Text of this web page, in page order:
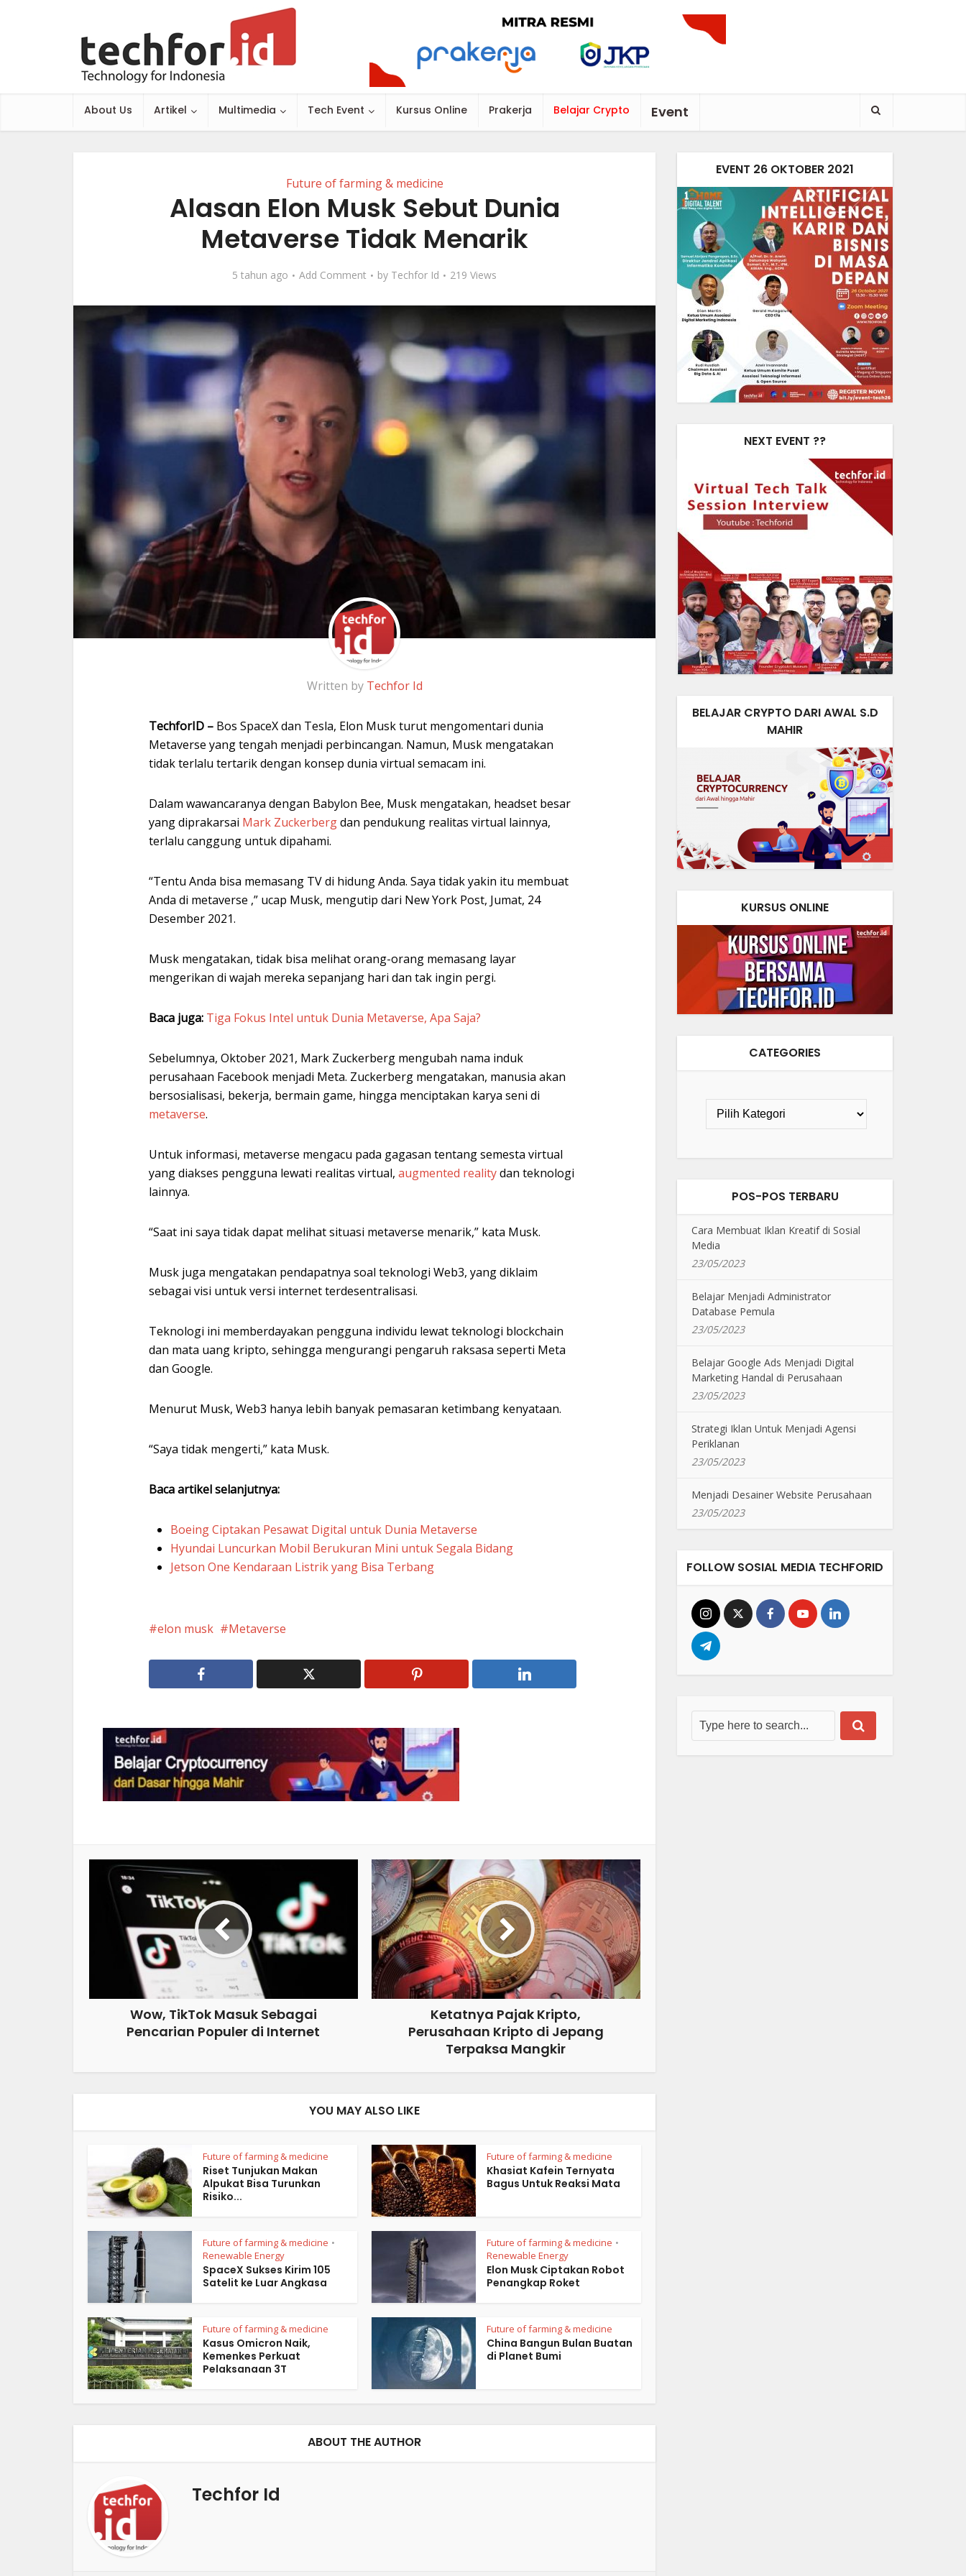
About Us Artikel Multimedia Tech Event Kursus Online Prakerja Belajar Crypto Event
Future of farming & medicine
Alasan Elon Musk Sebut Dunia
Metaverse Tidak Menarik
5 tahun ago Add Comment by Techfor Id 219 Views
Written by Techfor Id
TechforID – Bos SpaceX dan Tesla, Elon Musk turut mengomentari dunia
Metaverse yang tengah menjadi perbincangan. Namun, Musk mengatakan
tidak terlalu tertarik dengan konsep dunia virtual semacam ini.
Dalam wawancaranya dengan Babylon Bee, Musk mengatakan, headset besar
yang diprakarsai Mark Zuckerbergdan pendukung realitas virtual lainnya,
terlalu canggung untuk dipahami.
“Tentu Anda bisa memasang TV di hidung Anda. Saya tidak yakin itu membuat
Anda di metaverse ,” ucap Musk, mengutip dari New York Post, Jumat, 24
Desember 2021.
Musk mengatakan, tidak bisa melihat orang-orang memasang layar
mengerikan di wajah mereka sepanjang hari dan tak ingin pergi.
Baca juga: Tiga Fokus Intel untuk Dunia Metaverse, Apa Saja?
Sebelumnya, Oktober 2021, Mark Zuckerberg mengubah nama induk
perusahaan Facebook menjadi Meta. Zuckerberg mengatakan, manusia akan
bersosialisasi, bekerja, bermain game, hingga menciptakan karya seni di
metaverse.
Untuk informasi, metaverse mengacu pada gagasan tentang semesta virtual
yang diakses pengguna lewati realitas virtual, augmented realitydan teknologi
lainnya.
“Saat ini saya tidak dapat melihat situasi metaverse menarik,” kata Musk.
Musk juga mengatakan pendapatnya soal teknologi Web3, yang diklaim
sebagai visi untuk versi internet terdesentralisasi.
Teknologi ini memberdayakan pengguna individu lewat teknologi blockchain
dan mata uang kripto, sehingga mengurangi pengaruh raksasa seperti Meta
dan Google.
Menurut Musk, Web3 hanya lebih banyak pemasaran ketimbang kenyataan.
“Saya tidak mengerti,” kata Musk.
Baca artikel selanjutnya:
Boeing Ciptakan Pesawat Digital untuk Dunia Metaverse
Hyundai Luncurkan Mobil Berukuran Mini untuk Segala Bidang
Jetson One Kendaraan Listrik yang Bisa Terbang
elon musk Metaverse
Wow, TikTok Masuk Sebagai
Pencarian Populer di Internet
Ketatnya Pajak Kripto,
Perusahaan Kripto di Jepang
Terpaksa Mangkir
YOU MAY ALSO LIKE
Future of farming & medicine
Riset Tunjukan Makan
Alpukat Bisa Turunkan
Risiko...
Future of farming & medicine
Khasiat Kafein Ternyata
Bagus Untuk Reaksi Mata
Future of farming & medicine •
Renewable Energy
SpaceX Sukses Kirim 105
Satelit ke Luar Angkasa
Future of farming & medicine •
Renewable Energy
Elon Musk Ciptakan Robot
Penangkap Roket
Future of farming & medicine
Kasus Omicron Naik,
Kemenkes Perkuat
Pelaksanaan 3T
Future of farming & medicine
China Bangun Bulan Buatan
di Planet Bumi
ABOUT THE AUTHOR
Techfor Id
EVENT 26 OKTOBER 2021
NEXT EVENT ??
BELAJAR CRYPTO DARI AWAL S.D
MAHIR
KURSUS ONLINE
CATEGORIES
POS-POS TERBARU
Cara Membuat Iklan Kreatif di Sosial
Media
23/05/2023
Belajar Menjadi Administrator
Database Pemula
23/05/2023
Belajar Google Ads Menjadi Digital
Marketing Handal di Perusahaan
23/05/2023
Strategi Iklan Untuk Menjadi Agensi
Periklanan
23/05/2023
Menjadi Desainer Website Perusahaan
23/05/2023
FOLLOW SOSIAL MEDIA TECHFORID